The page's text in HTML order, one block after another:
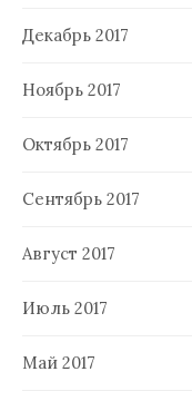
Декабрь 2017
Ноябрь 2017
Октябрь 2017
Сентябрь 2017
Август 2017
Июль 2017
Май 2017